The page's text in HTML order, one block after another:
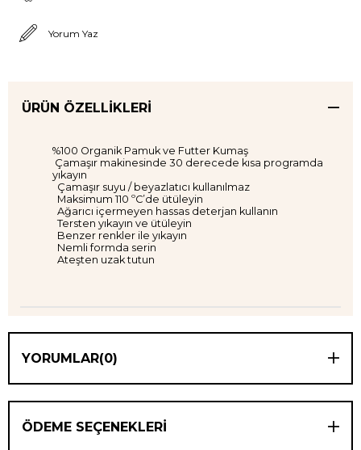
Yorum Yaz
ÜRÜN ÖZELLIKLERI
%100 Organik Pamuk ve Futter Kumaş
Çamaşır makinesinde 30 derecede kısa programda
yıkayın
Çamaşır suyu / beyazlatıcı kullanılmaz
Maksimum 110 ºC’de ütüleyin
Ağarıcı içermeyen hassas deterjan kullanın
Tersten yıkayın ve ütüleyin
Benzer renkler ile yıkayın
Nemli formda serin
Ateşten uzak tutun
YORUMLAR(0)
ÖDEME SEÇENEKLERI